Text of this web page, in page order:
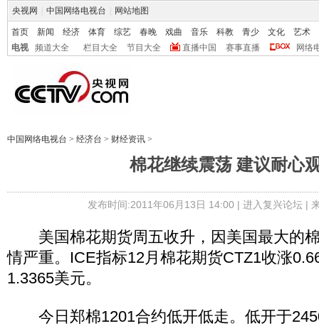
央视网 中国网络电视台 网站地图
首页 新闻 经济 体育 综艺 春晚 戏曲 音乐 科教 青少 文化
艺术
电视
频道大全 栏目大全 节目大全 直播中国 赛事直播 网络
中国网络电视台 > 经济台 > 财经资讯 >
棉花继续震荡 建议耐心
发布时间:2011年06月13日 14:00 | 进入复兴论坛|
美国棉花期货周五收升，因美国最大的
情严重。ICE指标12月棉花期货CTZ1收涨
1.3365美元。
今日郑棉1201合约低开低走。低开于